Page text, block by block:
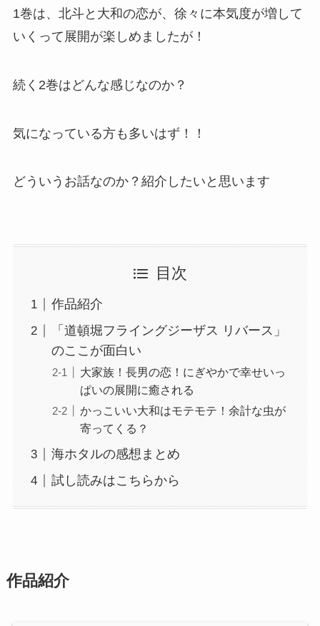
1巻は、北斗と大和の恋が、徐々に本気度が増して
いくって展開が楽しめましたが！
続く2巻はどんな感じなのか？
気になっている方も多いはず！！
どういうお話なのか？紹介したいと思います
目次
作品紹介
「道頓堀フライングジーザス リバース」
のここが面白い
大家族！長男の恋！にぎやかで幸せいっ
ぱいの展開に癒される
かっこいい大和はモテモテ！余計な虫が
寄ってくる？
海ホタルの感想まとめ
試し読みはこちらから
作品紹介